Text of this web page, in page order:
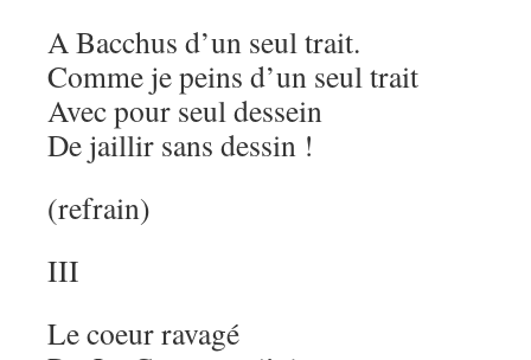
A Bacchus d’un seul trait.
Comme je peins d’un seul trait
Avec pour seul dessein
De jaillir sans dessin !
(refrain)
III
Le coeur ravagé